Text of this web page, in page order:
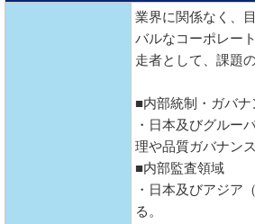
業界に関係なく、
バルなコーポレー
走者として、課題
■内部統制・ガバナ
・日本及びグルー
理や品質ガバナン
■内部監査領域
・日本及びアジア
る。